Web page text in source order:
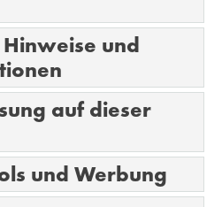
und
auf dieser
und Werbung